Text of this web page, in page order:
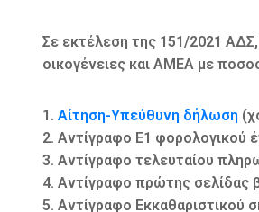
Σε εκτέλεση της 151/2021
οικογένειες και ΑΜΕΑ με
1. Αίτηση-Υπεύθυνη δήλωση
2. Αντίγραφο Ε1 φορολογικού
3. Αντίγραφο τελευταίου
4. Αντίγραφο πρώτης σελίδας
5. Αντίγραφο Εκκαθαριστικού